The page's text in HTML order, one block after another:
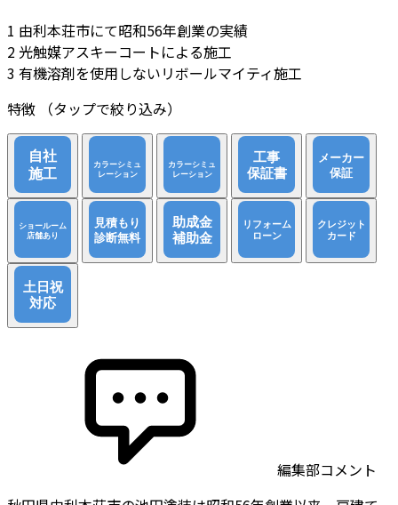
1 由利本荘市にて昭和56年創業の実績
2 光触媒アスキーコートによる施工
3 有機溶剤を使用しないリボールマイティ施工
特徴
（タップで絞り込み）
編集部コメント